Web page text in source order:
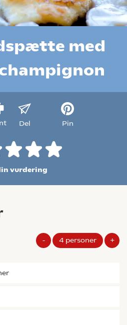
med
Del Pin
vurdering
- 4 personer +